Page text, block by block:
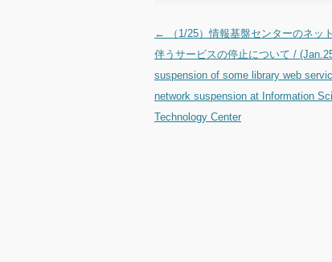
投稿ナビゲーション
←
（1/25）情報基盤センターのネッ
伴うサービスの停止について /
suspension of some library web
network suspension at Information
Technology Center